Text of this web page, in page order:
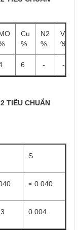
MO
Cu
%
N2
%
V
%
6 - -
TIÊU CHUẨN
S
≤ 0.040
0.004